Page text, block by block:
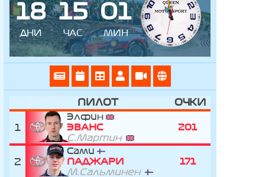
18
ДНИ
15
ЧАС
01
МИН
ПИЛОТ ОЧКИ
1
Элфин
ЭВАНС
С.Мартин
201
2
Сами
ПАДЖАРИ
М.Сальминен
171